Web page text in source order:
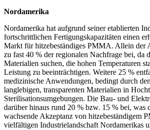
Nordamerika
Nordamerika hat aufgrund seiner etablierten
fortschrittlichen Fertigungskapazitäten einen
Markt für hitzebeständiges PMMA. Allein der
zu fast 40 % der regionalen Nachfrage bei, da
Materialien suchen, die hohen Temperaturen
Leistung zu beeinträchtigen. Weitere 25 %
medizinische Anwendungen, bedingt durch
langlebigen, transparenten Materialien in
Sterilisationsumgebungen. Die Bau- und
darüber hinaus rund 20 % bzw. 15 % bei, was
wachsende Akzeptanz von hitzebeständigem
vielfältigen Industrielandschaft Nordamerikas